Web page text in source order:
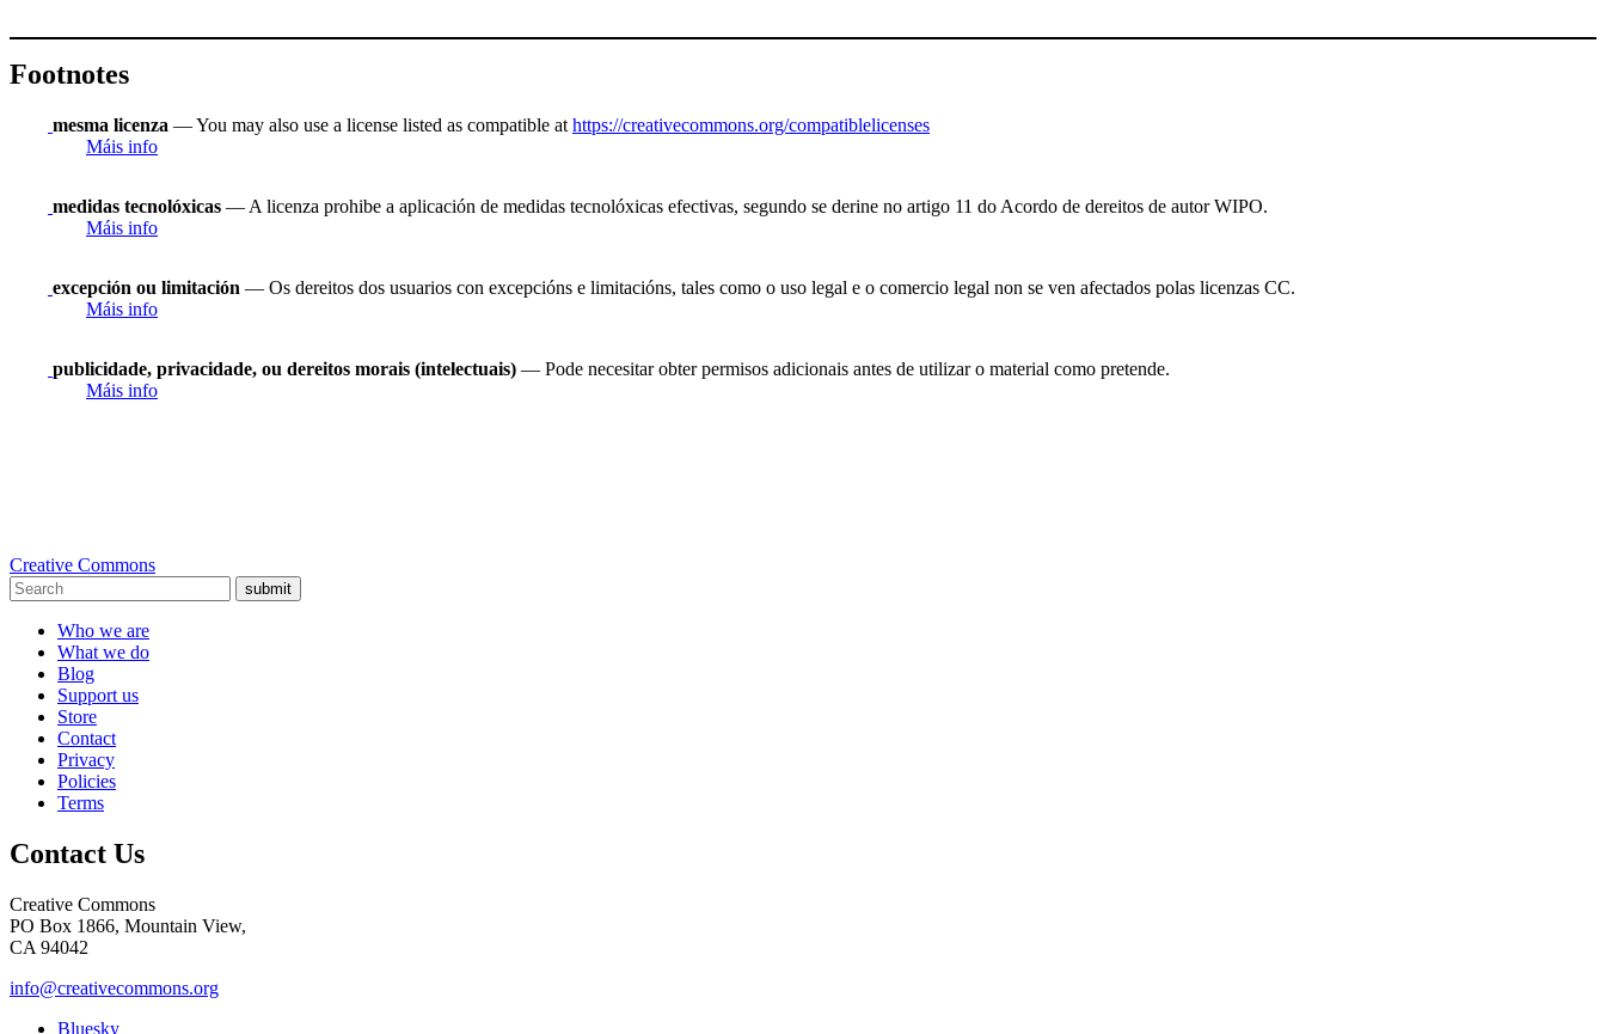
Footnotes
mesma licenza — You may also use a license listed as compatible at https://creativecommons.org/compatiblelicenses
Máis info
medidas tecnolóxicas — A licenza prohibe a aplicación de medidas tecnolóxicas efectivas, segundo se derine no artigo 11 do Acordo de dereitos de autor WIPO.
Máis info
excepción ou limitación — Os dereitos dos usuarios con excepcións e limitacións, tales como o uso legal e o comercio legal non se ven afectados polas licenzas CC.
Máis info
publicidade, privacidade, ou dereitos morais (intelectuais) — Pode necesitar obter permisos adicionais antes de utilizar o material como pretende.
Máis info
Creative Commons
submit
Who we are
What we do
Blog
Support us
Store
Contact
Privacy
Policies
Terms
Contact Us
Creative Commons
PO Box 1866, Mountain View,
CA 94042
info@creativecommons.org
Bluesky